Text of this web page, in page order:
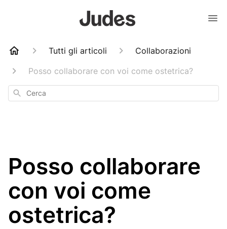
Tutti gli articoli
Collaborazioni
Posso collaborare con voi come ostetrica?
Cerca
Posso collaborare
con voi come
ostetrica?